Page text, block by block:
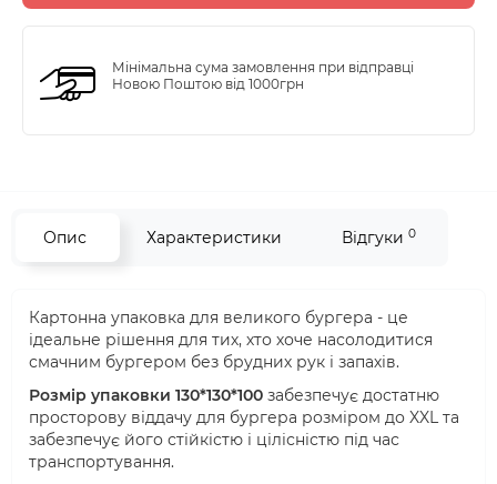
Мінімальна сума замовлення при відправці
Новою Поштою від 1000грн
Опис Характеристики Відгуки 0
Картонна упаковка для великого бургера - це
ідеальне рішення для тих, хто хоче насолодитися
смачним бургером без брудних рук і запахів.
Розмір упаковки 130*130*100 забезпечує достатню
просторову віддачу для бургера розміром до XXL та
забезпечує його стійкістю і цілісністю під час
транспортування.